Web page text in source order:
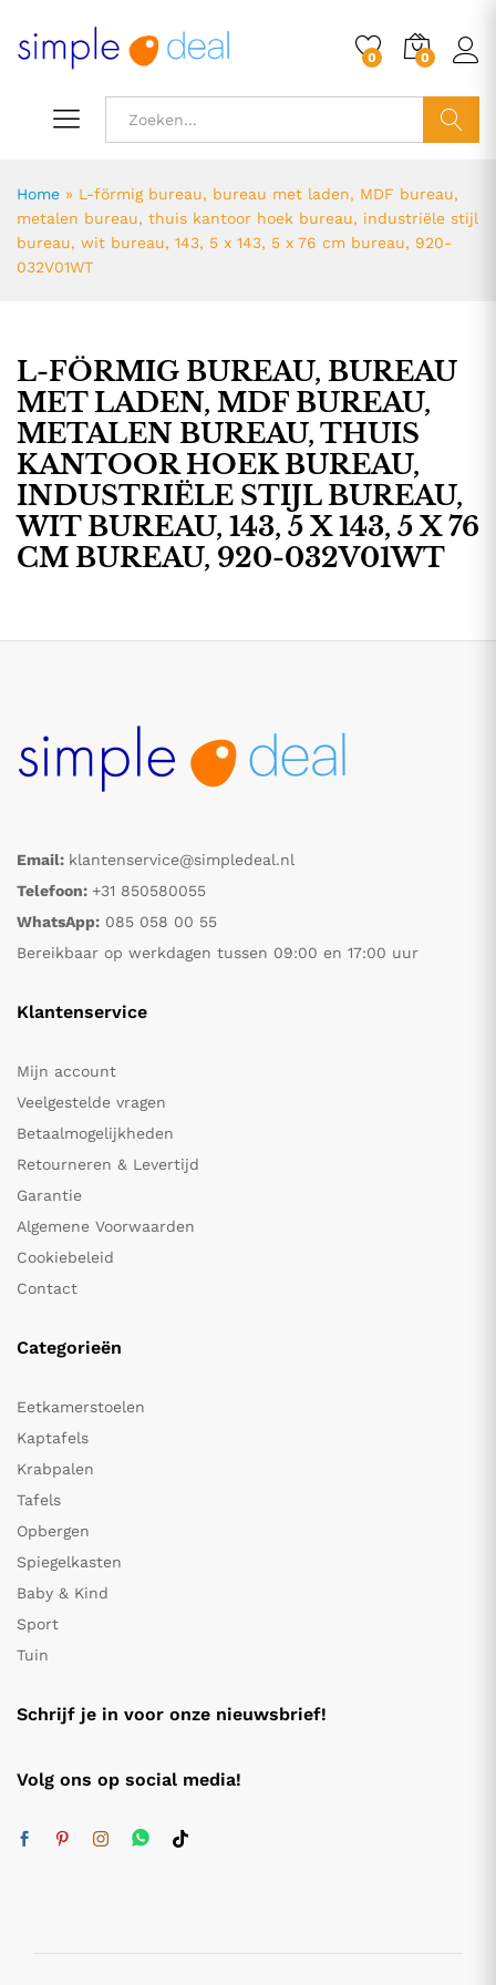
0 0
Home » L-förmig bureau, bureau met laden, MDF bureau,
metalen bureau, thuis kantoor hoek bureau, industriële stijl
bureau, wit bureau, 143, 5 x 143, 5 x 76 cm bureau, 920-
032V01WT
L-FÖRMIG BUREAU, BUREAU
MET LADEN, MDF BUREAU,
METALEN BUREAU, THUIS
KANTOOR HOEK BUREAU,
INDUSTRIËLE STIJL BUREAU,
WIT BUREAU, 143, 5 X 143, 5 X 76
CM BUREAU, 920-032V01WT
Email: klantenservice@simpledeal.nl
Telefoon: +31 850580055
WhatsApp: 085 058 00 55
Bereikbaar op werkdagen tussen 09:00 en 17:00 uur
Klantenservice
Mijn account
Veelgestelde vragen
Betaalmogelijkheden
Retourneren & Levertijd
Garantie
Algemene Voorwaarden
Cookiebeleid
Contact
Categorieën
Eetkamerstoelen
Kaptafels
Krabpalen
Tafels
Opbergen
Spiegelkasten
Baby & Kind
Sport
Tuin
Schrijf je in voor onze nieuwsbrief!
Volg ons op social media!